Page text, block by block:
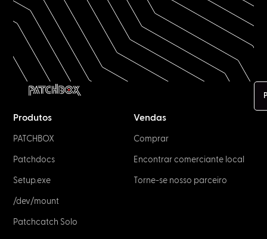
Produtos
PATCHBOX
Patchdocs
Setup.exe
/dev/mount
Patchcatch Solo
Vendas
Comprar
Encontrar comerciante local
Torne-se nosso parceiro